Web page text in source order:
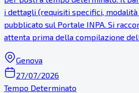
i dettagli (requisiti specifici, modalità
pubblicato sul Portale INPA. Si
attenta prima della compilazione
Genova
27/07/2026
Tempo Determinato